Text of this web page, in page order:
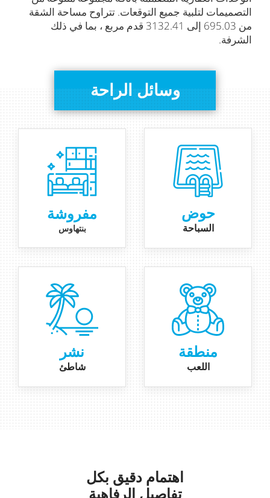
التصميمات لتلبية جميع التوقعات. تتراوح مساحة الشقة
من 695.03 إلى 3132.41 قدم مربع ، بما في ذلك
الشرفة.
وسائل الراحة
مفروشة
بنتهاوس
حوض
السباحة
نشر
شاطئ
منطقة
اللعب
اهتمام دقيق بكل
تفاصيل الرفاهية